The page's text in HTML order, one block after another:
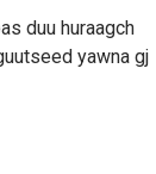
duu huraagch
yawna gj